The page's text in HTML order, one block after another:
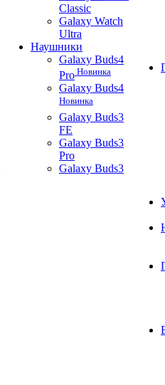
Classic
Galaxy Watch
Ultra
Наушники
Galaxy Buds4
Pro Новинка
Galaxy Buds4
Новинка
Galaxy Buds3
FE
Galaxy Buds3
Pro
Galaxy Buds3